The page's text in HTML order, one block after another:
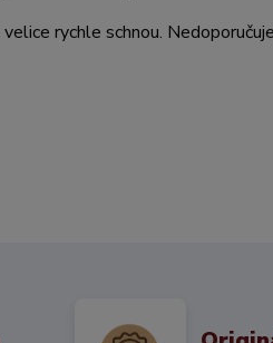
velice rychle schnou.